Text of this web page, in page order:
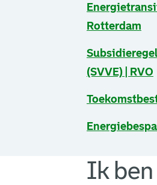
Rotterdam
(SVVE) | RVO
. Link opent
. Link opent
. Link opent
Ik